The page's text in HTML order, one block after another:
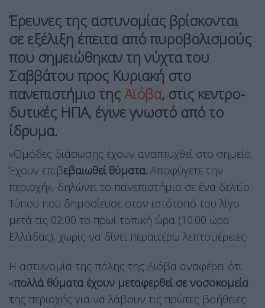
Έρευνες της αστυνομίας βρίσκονται
σε εξέλιξη έπειτα από πυροβολισμούς
που σημειώθηκαν τη νύχτα του
Σαββάτου προς Κυριακή στο
πανεπιστήμιο τηςΑϊόβα, στις κεντρο-
δυτικές ΗΠΑ, έγινε γνωστό από το
ίδρυμα.
«Ομάδες διάσωσης έχουν αναπτυχθεί στο σημείο.
Έχουν επιβεβαιωθεί θύματα. Αποφύγετε την
περιοχή», δηλώνει το πανεπιστήμιο σε ένα δελτίο
Τύπου που δημοσίευσε στον ιστότοπό του λίγο
μετά τις 02.00 το πρωί τοπική ώρα (10.00 ώρα
Ελλάδας), χωρίς να δίνει περαιτέρω λεπτομέρειες.
Η αστυνομία της πόλης της Αϊόβα αναφέρει ότι
«πολλά θύματα έχουν μεταφερθεί σε νοσοκομεία
της περιοχής για να λάβουν τις πρώτες βοήθειες